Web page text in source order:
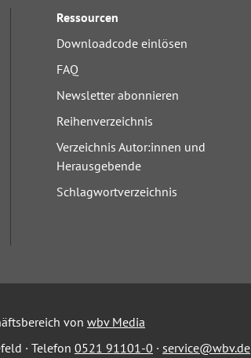
Ressourcen
Downloadcode einlösen
FAQ
Newsletter abonnieren
Reihenverzeichnis
Verzeichnis Autor:innen und
Herausgebende
Schlagwortverzeichnis
von wbv Media
· Telefon 0521 91101-0 · service@wbv.de